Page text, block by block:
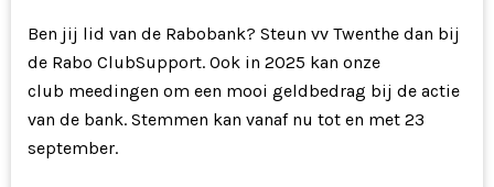
Ben jij lid van de Rabobank? Steun vv Twenthe dan bij
de Rabo ClubSupport. Ook in 2025 kan onze
club meedingen om een mooi geldbedrag bij de actie
van de bank. Stemmen kan vanaf nu tot en met 23
september.